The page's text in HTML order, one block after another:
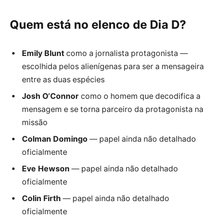
Quem está no elenco de Dia D?
Emily Blunt como a jornalista protagonista —
escolhida pelos alienígenas para ser a mensageira
entre as duas espécies
Josh O’Connor como o homem que decodifica a
mensagem e se torna parceiro da protagonista na
missão
Colman Domingo — papel ainda não detalhado
oficialmente
Eve Hewson — papel ainda não detalhado
oficialmente
Colin Firth — papel ainda não detalhado
oficialmente